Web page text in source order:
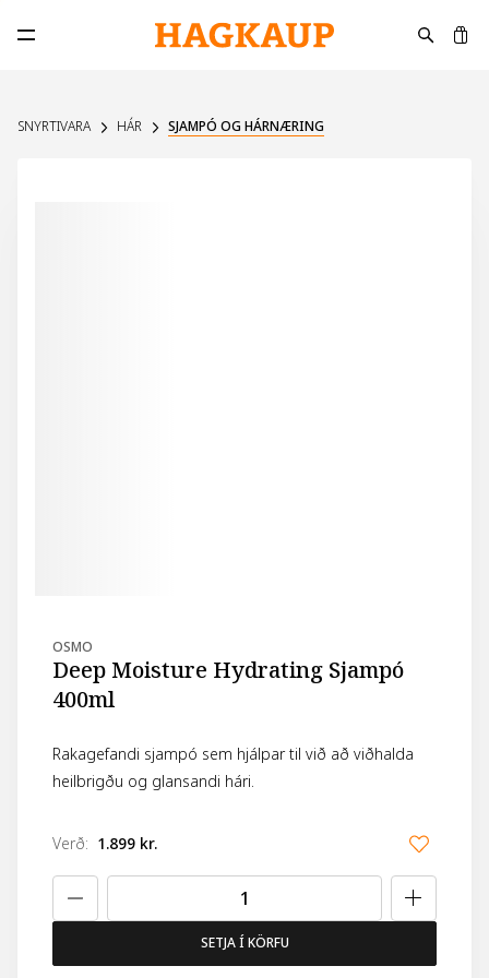
Opna aðalvalmynd
SNYRTIVARA HÁR SJAMPÓ OG HÁRNÆRING
OSMO
Deep Moisture Hydrating Sjampó
400ml
Rakagefandi sjampó sem hjálpar til við að viðhalda
heilbrigðu og glansandi hári.
Verð: 1.899 kr.
SETJA Í KÖRFU